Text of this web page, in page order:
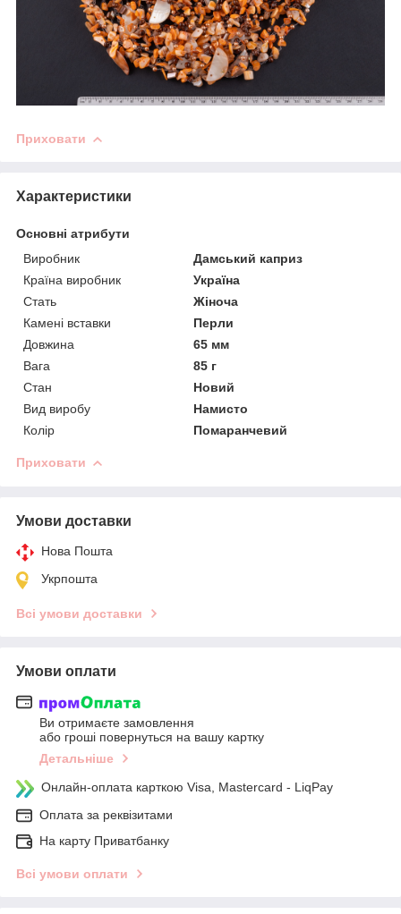
Приховати
Характеристики
Основні атрибути
Виробник
Дамський каприз
Країна виробник
Україна
Стать
Жіноча
Камені вставки
Перли
Довжина
65 мм
Вага
85 г
Стан
Новий
Вид виробу
Намисто
Колір
Помаранчевий
Приховати
Умови доставки
Нова Пошта
Укрпошта
Всі умови доставки
Умови оплати
Ви отримаєте замовлення
або гроші повернуться на вашу картку
Детальніше
Онлайн-оплата карткою Visa, Mastercard - LiqPay
Оплата за реквізитами
На карту Приватбанку
Всі умови оплати